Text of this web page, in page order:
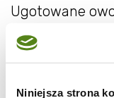
Niniejsza strona
Ugotowane
się pozbyć
Żelatynę